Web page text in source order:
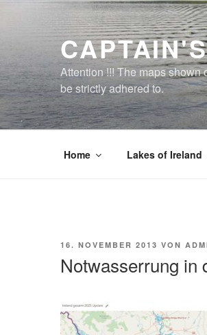
Attention !!! The maps
be strictly adhered to.
Home Lakes of Ireland
VERÖFFENTLICHT
16. NOVEMBER 2013 VON
Notwasserrung in